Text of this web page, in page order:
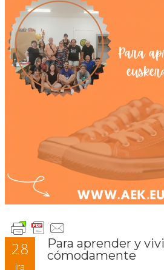
28
Ira
Para aprender y
cómodamente